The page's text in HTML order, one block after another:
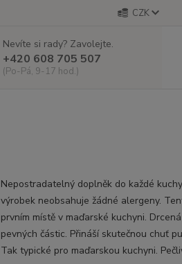
CZK
Nevíte si rady? Zavolejte.
+420 608 705 507
(Po-Pá, 9-17 hod.)
Nepostradatelný doplněk do každé
výrobek neobsahuje žádné alergeny.
prvním místě v maďarské kuchyni.
pevných částic. Přináší skutečnou chuť
Tak typické pro maďarskou kuchyni.